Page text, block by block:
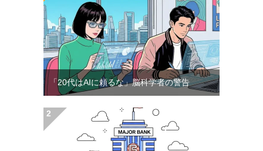
「20代はAIに頼るな」脳科学者の警告